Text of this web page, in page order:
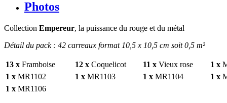
Photos
Collection Empereur, la puissance du rouge et du métal
Détail du pack : 42 carreaux format 10,5 x 10,5 cm soit 0,5 m²
13 x Framboise 12 x Coquelicot 11 x Vieux rose 1 x
1 x MR1102 1 x MR1103 1 x MR1104 1 x
1 x MR1106